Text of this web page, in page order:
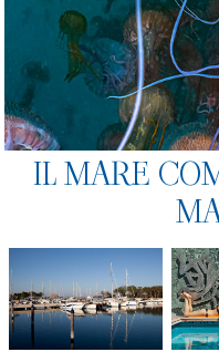
IL MARE